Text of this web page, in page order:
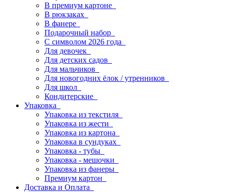
В премиум картоне
В рюкзаках
В фанере
Подарочный набор
С символом 2026 года
Для девочек
Для детских садов
Для мальчиков
Для новогодних ёлок / утренников
Для школ
Кондитерские
Упаковка
Упаковка из текстиля
Упаковка из жести
Упаковка из картона
Упаковка в сундуках
Упаковка - тубы
Упаковка - мешочки
Упаковка из фанеры
Премиум картон
Доставка и Оплата